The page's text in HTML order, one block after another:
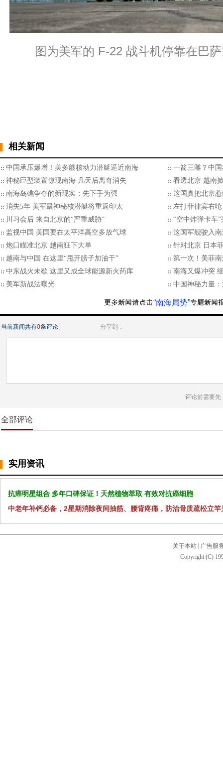
图为美军的 F-22 战斗机停靠在巴萨
相关新闻
中国承压爆增！美多艘核动力潜艇逼近南海
一箭三雕？中
神秘巨型装置惊现南海 几天后离奇消失
看透北京 越南
南海岛礁争夺的新现实：先下手为强
这国真把北京
消失5年 美军最神秘核潜艇将重返印太
左打菲律宾右
川习会后 来自北京的“严重威胁”
“空中炸弹卡车
监视中国 美国要在太平洋高空多放气球
这国军舰驶入
炮口瞄准北京 越南狂下大单
针对北京 日本
越南与中国 在这里“甩开膀子加油干”
第一次！美菲
中东战火未歇 这里又成全球能源新火药库
南海又爆冲突
美军新战法曝光
中国神秘力量
“南海局势”
当前新闻共有0条评论 分享到：
评论前需要先
全部评论
实用资讯
抗癌明星组合 多年口碑保证！天然植物萃取 有效对抗癌细胞
中老年补钙必备，2星期消除夜间抽筋、腰背疼痛，防治骨质疏松立竿
关于本站
广告服
Copyright (C)